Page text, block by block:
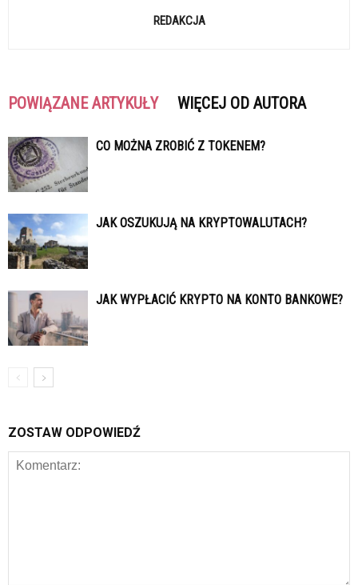
REDAKCJA
POWIĄZANE ARTYKUŁY WIĘCEJ OD AUTORA
CO MOŻNA ZROBIĆ Z TOKENEM?
JAK OSZUKUJĄ NA KRYPTOWALUTACH?
JAK WYPŁACIĆ KRYPTO NA KONTO BANKOWE?
ZOSTAW ODPOWIEDŹ